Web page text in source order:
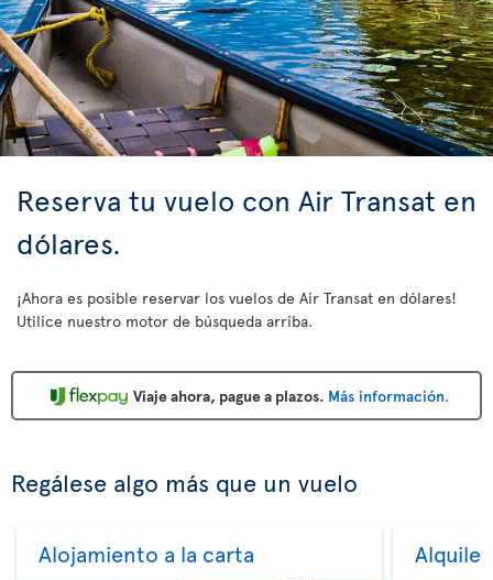
Reserva tu vuelo con Air Transat en
dólares.
¡Ahora es posible reservar los vuelos de Air Transat en dólares!
Utilice nuestro motor de búsqueda arriba.
Viaje ahora, pague a plazos. Más información.
Regálese algo más que un vuelo
Alojamiento a la carta